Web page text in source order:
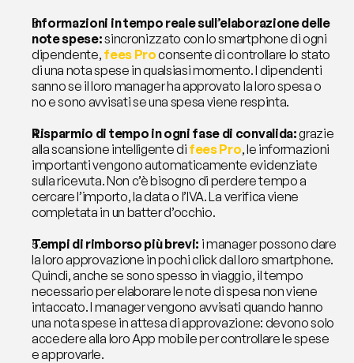
Informazioni in tempo reale sull’elaborazione delle
note spese: sincronizzato con lo smartphone di ogni
dipendente, fees Pro consente di controllare lo stato
di una nota spese in qualsiasi momento. I dipendenti
sanno se il loro manager ha approvato la loro spesa o
no e sono avvisati se una spesa viene respinta.
Risparmio di tempo in ogni fase di convalida: grazie
alla scansione intelligente di fees Pro, le informazioni
importanti vengono automaticamente evidenziate
sulla ricevuta. Non c’è bisogno di perdere tempo a
cercare l’importo, la data o l’IVA. La verifica viene
completata in un batter d’occhio.
Tempi di rimborso più brevi: i manager possono dare
la loro approvazione in pochi click dal loro smartphone.
Quindi, anche se sono spesso in viaggio, il tempo
necessario per elaborare le note di spesa non viene
intaccato. I manager vengono avvisati quando hanno
una nota spese in attesa di approvazione: devono solo
accedere alla loro App mobile per controllare le spese
e approvarle.